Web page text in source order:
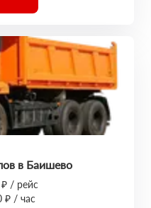
в Баишево
/ рейс
₽ / час